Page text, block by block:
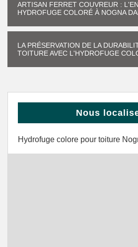
ARTISAN FERRET COUVREUR :
HYDROFUGE COLORÉ À NOGNA
LA PRÉSERVATION DE LA
TOITURE AVEC L'HYDROFUGE
Nous
Hydrofuge colore pour toiture